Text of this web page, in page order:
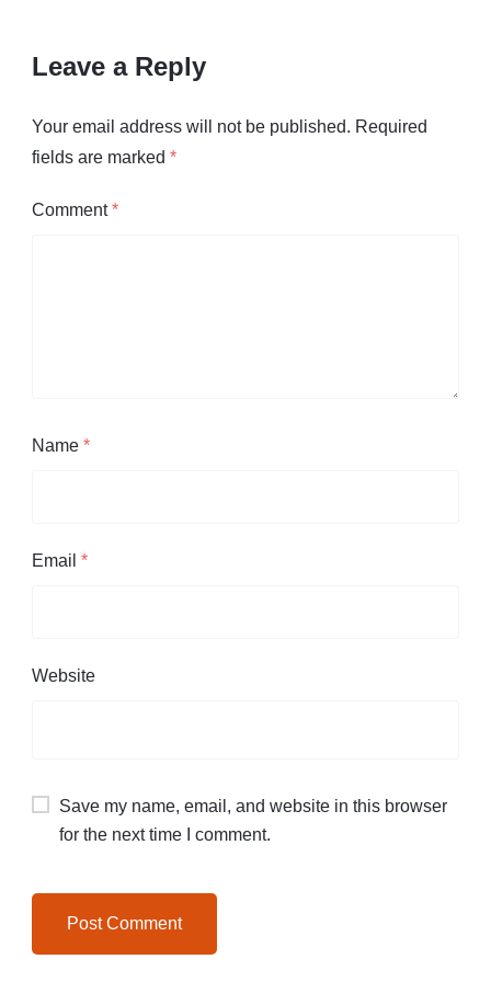
Leave a Reply
Your email address will not be published. Required
fields are marked *
Comment*
Name *
Email *
Website
Save my name, email, and website in this browser
for the next time I comment.